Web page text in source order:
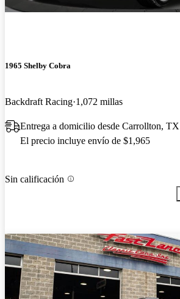
1965 Shelby Cobra
Backdraft Racing 1,072 millas
Entrega a domicilio desde Carrollton, TX
El precio incluye envío de $1,965
Sin calificación